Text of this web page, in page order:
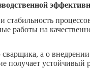
работы на
а о
получает